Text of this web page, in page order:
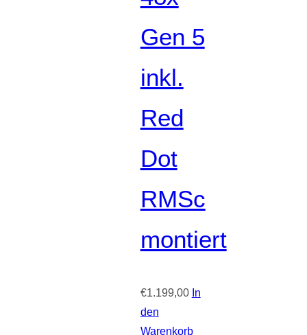
Gen 5
inkl.
Red
Dot
RMSc
montiert
€1.199,00 In
den
Warenkorb